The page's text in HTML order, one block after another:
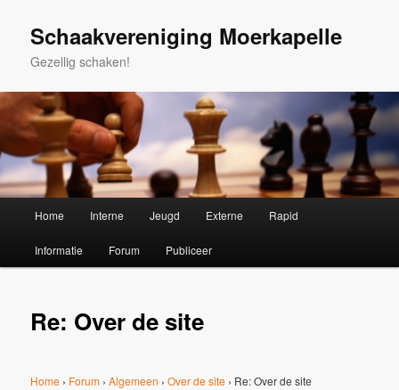
primaire
Schaakvereniging Moerkapelle
Gezellig schaken!
Home Interne Jeugd Externe Rapid
Informatie Forum Publiceer
Re: Over de site
Home › Forum › Algemeen › Over de site › Re: Over de site